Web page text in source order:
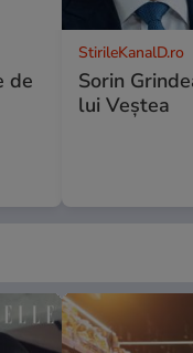
de
StirileKanalD.ro
Sorin
lui Veștea